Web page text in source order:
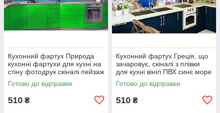
Кухонний фартух Природа
кухонні фартухи для кухні на
стіну фотодрук скіналі пейзаж
600х2000 мм
Готово до відправки
510 ₴
Кухонний фартух Греція, що
зачаровує, скіналі з плівки
для кухні вініл ПВХ синє море
білі будинки 600х2000 мм
Готово до відправки
510 ₴